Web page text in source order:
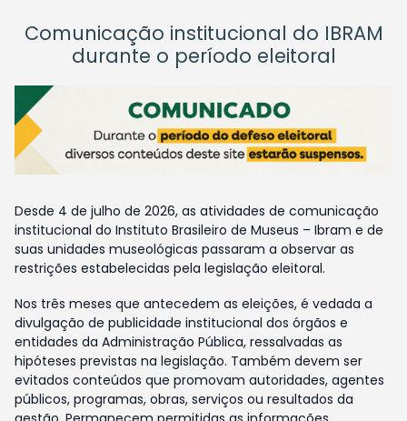
Comunicação institucional do IBRAM
durante o período eleitoral
Desde 4 de julho de 2026, as atividades de comunicação
institucional do Instituto Brasileiro de Museus – Ibram e de
suas unidades museológicas passaram a observar as
restrições estabelecidas pela legislação eleitoral.
Nos três meses que antecedem as eleições, é vedada a
divulgação de publicidade institucional dos órgãos e
entidades da Administração Pública, ressalvadas as
hipóteses previstas na legislação. Também devem ser
evitados conteúdos que promovam autoridades, agentes
públicos, programas, obras, serviços ou resultados da